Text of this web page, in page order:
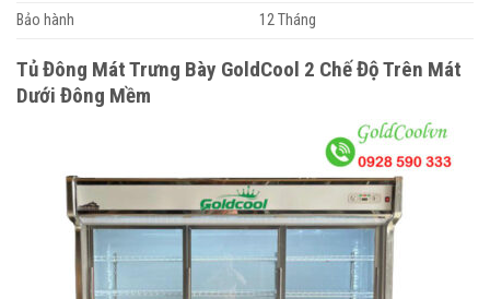
Bảo hành
12 Tháng
Tủ Đông Mát Trưng Bày GoldCool 2 Chế Độ Trên Mát
Dưới Đông Mềm